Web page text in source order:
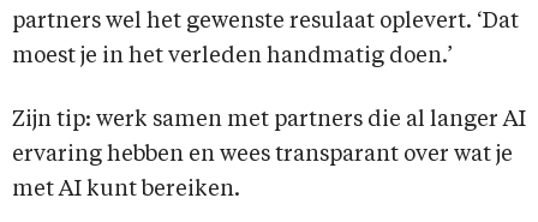
partners wel het gewenste resulaat oplevert. ‘Dat
moest je in het verleden handmatig doen.’
Zijn tip: werk samen met partners die al langer AI
ervaring hebben en wees transparant over wat je
met AI kunt bereiken.